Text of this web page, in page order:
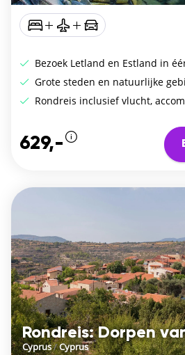
Bezoek Letland en Estland in
Grote steden en natuurlijke
Rondreis inclusief vlucht,
629,-
Rondreis: Dorpen
Cyprus/Cyprus